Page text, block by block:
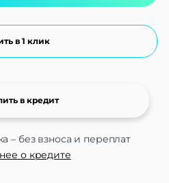
в 1 клик
– без взноса и переплат
о кредите
в кредит